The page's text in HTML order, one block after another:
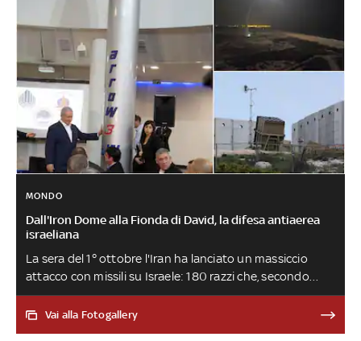
MONDO
Dall'Iron Dome alla Fionda di David, la difesa antiaerea
israeliana
La sera del 1° ottobre l'Iran ha lanciato un massiccio
attacco con missili su Israele: 180 razzi che, secondo
quanto riferito dall'Idf, sono stati in gran parte
intercettati. L'esercito israeliano può infatti contare su
Vai alla Fotogallery